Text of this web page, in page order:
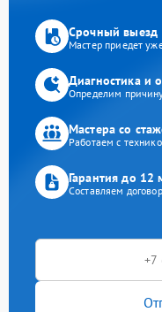
Срочный выезд
Мастер приедет
Диагностика и
Определим
Мастера со
Работаем с
Гарантия до 12
Составляем